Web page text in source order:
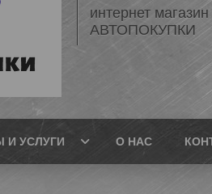
интернет
АВТОПОКУПКИ
И УСЛУГИ О НАС